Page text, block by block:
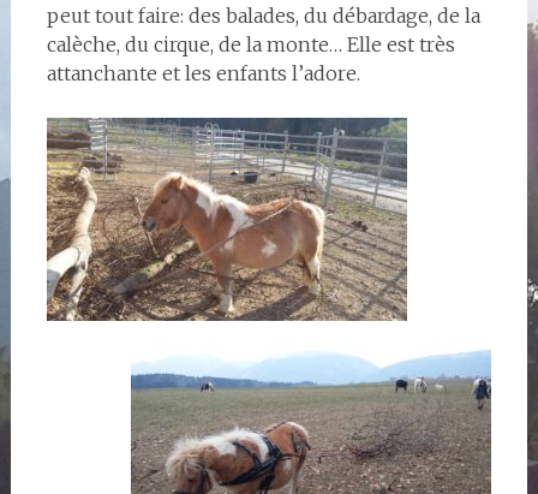
peut tout faire: des balades, du débardage, de la
calèche, du cirque, de la monte… Elle est très
attanchante et les enfants l’adore.